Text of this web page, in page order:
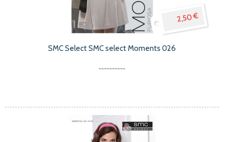
2,50 €
SMC Select SMC select Moments 026